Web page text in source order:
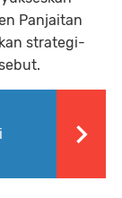
Panjaitan
strategi-